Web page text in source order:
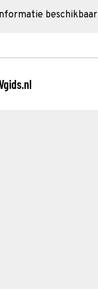
beschikbaar